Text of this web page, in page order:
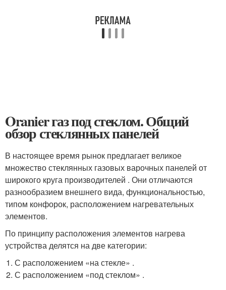
Oranier газ под стеклом. Общий
обзор стеклянных панелей
В настоящее время рынок предлагает великое
множество стеклянных газовых варочных панелей от
широкого круга производителей . Они отличаются
разнообразием внешнего вида, функциональностью,
типом конфорок, расположением нагревательных
элементов.
По принципу расположения элементов нагрева
устройства делятся на две категории:
С расположением «на стекле» .
С расположением «под стеклом» .